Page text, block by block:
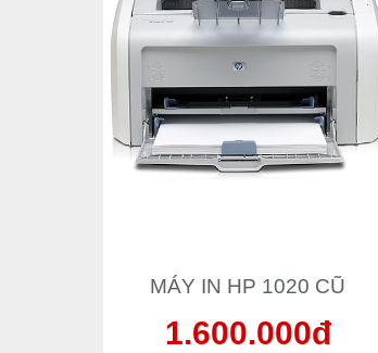
MÁY IN HP 1020 CŨ
1.600.000đ